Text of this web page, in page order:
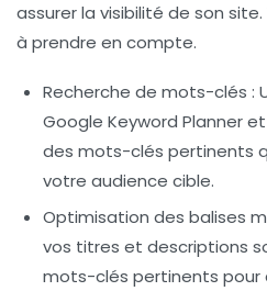
assurer la visibilité de son
à prendre en compte.
Recherche de mots-clés :
Google Keyword Planner
des mots-clés pertinents
votre audience cible.
Optimisation des balises
vos titres et descriptions
mots-clés pertinents pour